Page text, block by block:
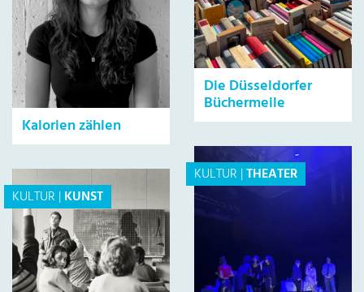
Kalorien zählen
KULTUR |KUNST
Die Düsseldorfer
Büchermeile
KULTUR |THEATER